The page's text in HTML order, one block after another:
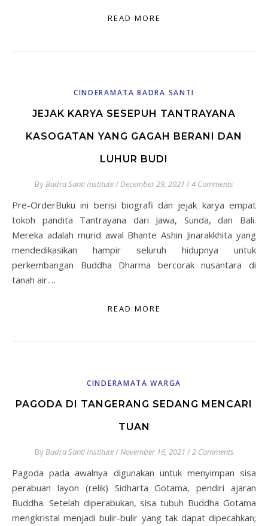
READ MORE
CINDERAMATA BADRA SANTI
JEJAK KARYA SESEPUH TANTRAYANA
KASOGATAN YANG GAGAH BERANI DAN
LUHUR BUDI
ByBadra Santi Institute/December 29, 2021 /4 Comments
Pre-OrderBuku ini berisi biografi dan jejak karya empat
tokoh pandita Tantrayana dari Jawa, Sunda, dan Bali.
Mereka adalah murid awal Bhante Ashin Jinarakkhita yang
mendedikasikan hampir seluruh hidupnya untuk
perkembangan Buddha Dharma bercorak nusantara di
tanah air.…
READ MORE
CINDERAMATA WARGA
PAGODA DI TANGERANG SEDANG MENCARI
TUAN
ByBadra Santi Institute/November 16, 2021 /2 Comments
Pagoda pada awalnya digunakan untuk menyimpan sisa
perabuan layon (relik) Sidharta Gotama, pendiri ajaran
Buddha. Setelah diperabukan, sisa tubuh Buddha Gotama
mengkristal menjadi bulir-bulir yang tak dapat dipecahkan;